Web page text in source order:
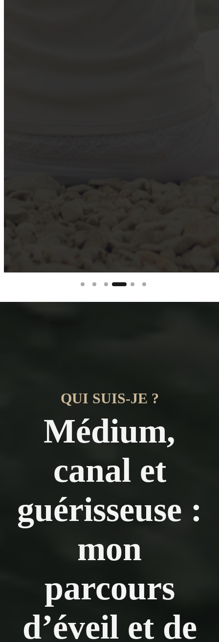
QUI SUIS-JE ?
Médium,
canal et
guérisseuse :
mon
parcours
d’éveil et de